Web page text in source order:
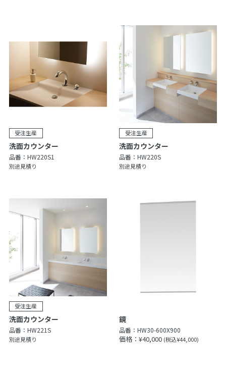
洗面カウンター
品番： HW220S1
別途見積り
洗面カウンター
品番：HW220S
別途見積り
洗面カウンター
品番： HW221S
別途見積り
鏡
品番：HW30-600X900
価格：¥40,000 (税込¥44,000)